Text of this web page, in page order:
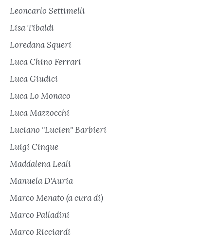
Leoncarlo Settimelli
Lisa Tibaldi
Loredana Squeri
Luca Chino Ferrari
Luca Giudici
Luca Lo Monaco
Luca Mazzocchi
Luciano "Lucien" Barbieri
Luigi Cinque
Maddalena Leali
Manuela D'Auria
Marco Menato (a cura di)
Marco Palladini
Marco Ricciardi